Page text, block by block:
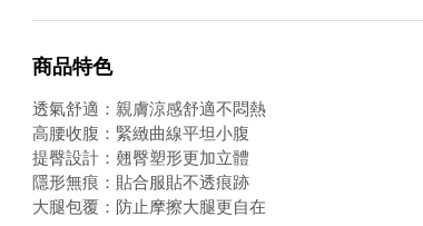
商品特色
透氣舒適：親膚涼感舒適不悶熱
高腰收腹：緊緻曲線平坦小腹
提臀設計：翹臀塑形更加立體
隱形無痕：貼合服貼不透痕跡
大腿包覆：防止摩擦大腿更自在